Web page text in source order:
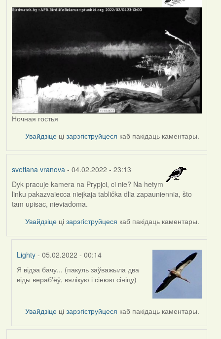
Ночная гостья
Увайдзіце цізарэгіструйцеся каб пакідаць каментары.
svetlana vranova- 04.02.2022 - 23:13
Dyk pracuje kamera na Prypjci, ci nie? Na hetym
linku pakazvaiecca niejkaja tablička dlia zapauniennia, što
tam upisac, nieviadoma.
Увайдзіце цізарэгіструйцеся каб пакідаць каментары.
Lighty - 05.02.2022 - 00:14
In
reply
svetlana
vranova
Я відэа бачу... (пакуль заўважыла два
віды вераб'ёў, вялікую і сінюю сініцу)
Увайдзіце цізарэгіструйцеся каб пакідаць каментары.